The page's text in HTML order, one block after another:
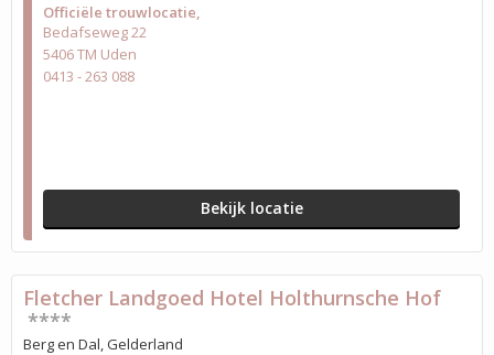
Officiële trouwlocatie
Bedafseweg 22
5406 TM Uden
0413 - 263 088
Bekijk locatie
Fletcher Landgoed Hotel Holthurnsche Hof
****
Berg en Dal, Gelderland